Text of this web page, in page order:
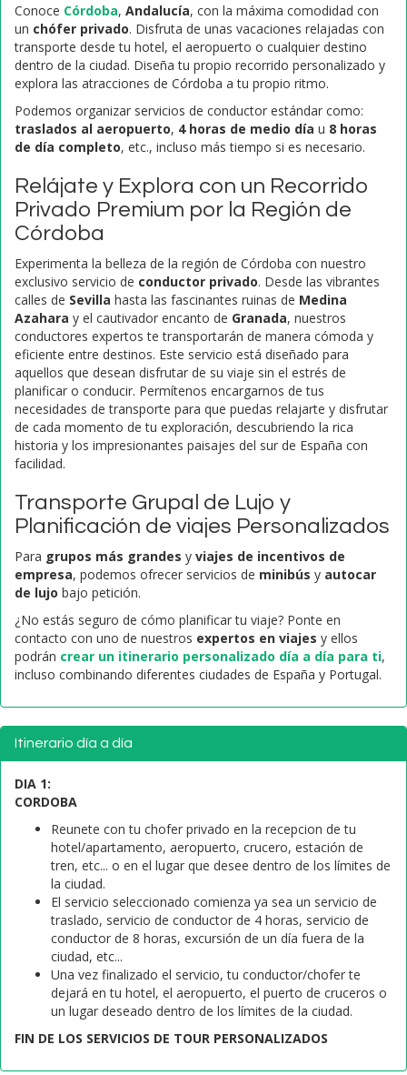
Conoce Córdoba, Andalucía, con la máxima comodidad con
un chófer privado. Disfruta de unas vacaciones relajadas con
transporte desde tu hotel, el aeropuerto o cualquier destino
dentro de la ciudad. Diseña tu propio recorrido personalizado y
explora las atracciones de Córdoba a tu propio ritmo.
Podemos organizar servicios de conductor estándar como:
traslados al aeropuerto, 4 horas de medio día u 8 horas
de día completo, etc., incluso más tiempo si es necesario.
Relájate y Explora con un Recorrido
Privado Premium por la Región de
Córdoba
Experimenta la belleza de la región de Córdoba con nuestro
exclusivo servicio de conductor privado. Desde las vibrantes
calles de Sevilla hasta las fascinantes ruinas de Medina
Azahara y el cautivador encanto de Granada, nuestros
conductores expertos te transportarán de manera cómoda y
eficiente entre destinos. Este servicio está diseñado para
aquellos que desean disfrutar de su viaje sin el estrés de
planificar o conducir. Permítenos encargarnos de tus
necesidades de transporte para que puedas relajarte y disfrutar
de cada momento de tu exploración, descubriendo la rica
historia y los impresionantes paisajes del sur de España con
facilidad.
Transporte Grupal de Lujo y
Planificación de viajes Personalizados
Para grupos más grandes y viajes de incentivos de
empresa, podemos ofrecer servicios de minibús y autocar
de lujo bajo petición.
¿No estás seguro de cómo planificar tu viaje? Ponte en
contacto con uno de nuestros expertos en viajes y ellos
podrán crear un itinerario personalizado día a día para ti,
incluso combinando diferentes ciudades de España y Portugal.
Itinerario día a día
DIA 1:
CORDOBA
Reunete con tu chofer privado en la recepcion de tu
hotel/apartamento, aeropuerto, crucero, estación de
tren, etc... o en el lugar que desee dentro de los límites de
la ciudad.
El servicio seleccionado comienza ya sea un servicio de
traslado, servicio de conductor de 4 horas, servicio de
conductor de 8 horas, excursión de un día fuera de la
ciudad, etc...
Una vez finalizado el servicio, tu conductor/chofer te
dejará en tu hotel, el aeropuerto, el puerto de cruceros o
un lugar deseado dentro de los límites de la ciudad.
FIN DE LOS SERVICIOS DE TOUR PERSONALIZADOS